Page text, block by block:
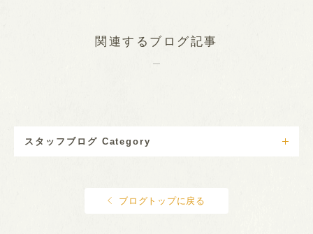
関連するブログ記事
スタッフブログ Category
ブログトップに戻る